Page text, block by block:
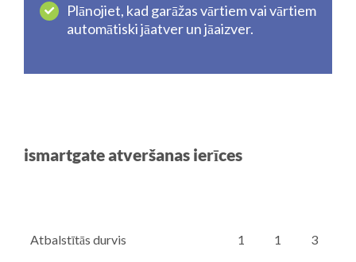
Plānojiet, kad garāžas vārtiem vai vārtiem
automātiski jāatver un jāaizver.
ismartgate atveršanas ierīces
Atbalstītās durvis 1 1 3